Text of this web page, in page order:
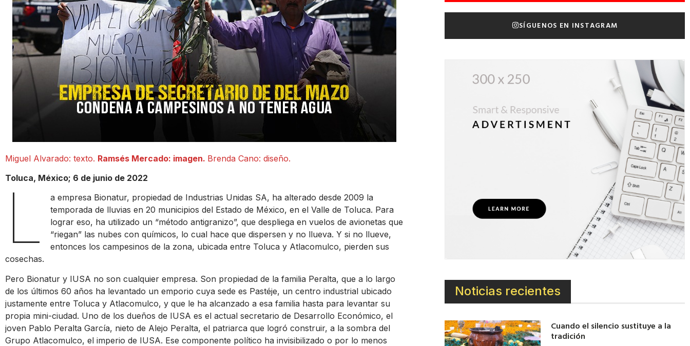
Miguel Alvarado: texto. Ramsés Mercado: imagen. Brenda Cano: diseño.
Toluca, México; 6 de junio de 2022
L
a empresa Bionatur, propiedad de Industrias Unidas SA, ha alterado desde 2009 la
temporada de lluvias en 20 municipios del Estado de México, en el Valle de Toluca. Para
lograr eso, ha utilizado un “método antigranizo”, que despliega en vuelos de avionetas que
“riegan” las nubes con químicos, lo cual hace que dispersen y no llueva. Y si no llueve,
entonces los campesinos de la zona, ubicada entre Toluca y Atlacomulco, pierden sus
cosechas.
Pero Bionatur y IUSA no son cualquier empresa. Son propiedad de la familia Peralta, que a lo largo
de los últimos 60 años ha levantado un emporio cuya sede es Pastéje, un centro industrial ubicado
justamente entre Toluca y Atlacomulco, y que le ha alcanzado a esa familia hasta para levantar su
propia mini-ciudad. Uno de los dueños de IUSA es el actual secretario de Desarrollo Económico, el
joven Pablo Peralta García, nieto de Alejo Peralta, el patriarca que logró construir, a la sombra del
Grupo Atlacomulco, el imperio de IUSA. Ese componente político ha invisibilizado o por lo menos
SÍGUENOS EN INSTAGRAM
Noticias recientes
Cuando el silencio sustituye a la
tradición